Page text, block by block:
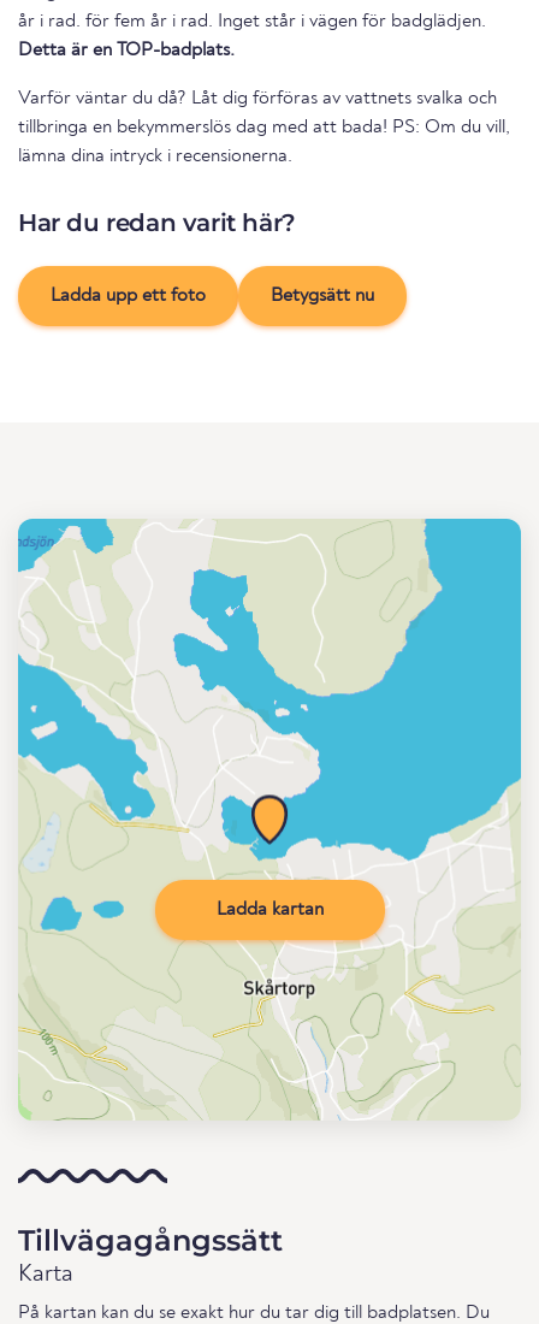
år i rad. för fem år i rad. Inget står i vägen för badglädjen.
Detta är en TOP-badplats.
Varför väntar du då? Låt dig förföras av vattnets svalka och
tillbringa en bekymmerslös dag med att bada! PS: Om du vill,
lämna dina intryck i recensionerna.
Har du redan varit här?
Ladda upp ett foto Betygsätt nu
Ladda kartan
Tillvägagångssätt
Karta
På kartan kan du se exakt hur du tar dig till badplatsen. Du